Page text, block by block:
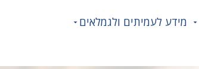
מידע לעמיתים ולגמלאים